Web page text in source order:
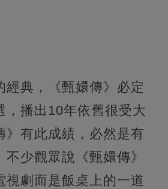
經典，《甄嬛傳》必定
，播出10年依舊很受大
》有此成績，必然是有
少觀眾說《甄嬛傳》
視劇而是飯桌上的一道